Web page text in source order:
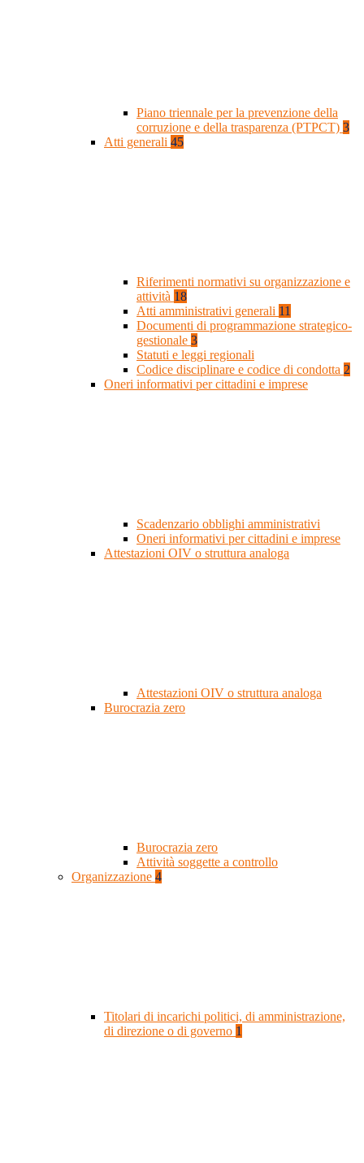
Piano triennale per la prevenzione della
corruzione e della trasparenza (PTPCT) 3
Atti generali 45
Riferimenti normativi su organizzazione e
attività 18
Atti amministrativi generali 11
Documenti di programmazione strategico-
gestionale 3
Statuti e leggi regionali
Codice disciplinare e codice di condotta 2
Oneri informativi per cittadini e imprese
Scadenzario obblighi amministrativi
Oneri informativi per cittadini e imprese
Attestazioni OIV o struttura analoga
Attestazioni OIV o struttura analoga
Burocrazia zero
Burocrazia zero
Attività soggette a controllo
Organizzazione 4
Titolari di incarichi politici, di amministrazione,
di direzione o di governo 1